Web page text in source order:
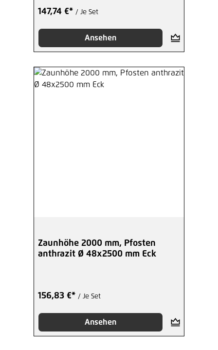
147,74 €* / Je Set
Ansehen
Zaunhöhe 2000 mm, Pfosten
anthrazit Ø 48x2500 mm Eck
156,83 €* / Je Set
Ansehen